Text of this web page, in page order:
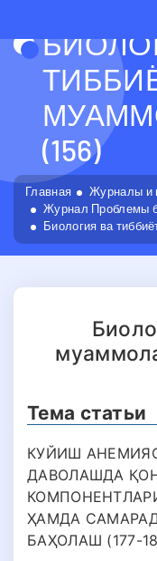
(156)
Главная
Журналы и
Журнал Проблемы
Биология ва
Тема статьи
КУЙИШ
ДАВОЛАШДА
ҲАМДА
БАҲОЛАШ (177-